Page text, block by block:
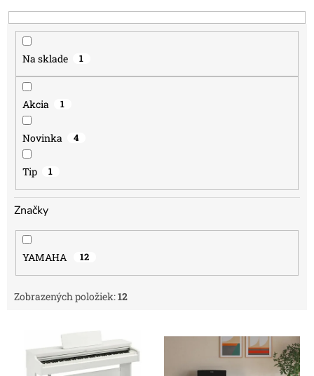
d
Na sklade 1
Akcia 1
Novinka 4
Tip 1
Značky
YAMAHA 12
Zobrazených položiek:12